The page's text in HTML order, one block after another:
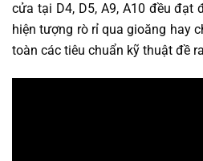
cửa tại D4, D5, A9, A10 đều đạt
hiện tượng rò rỉ qua gioăng hay
toàn các tiêu chuẩn kỹ thuật đề